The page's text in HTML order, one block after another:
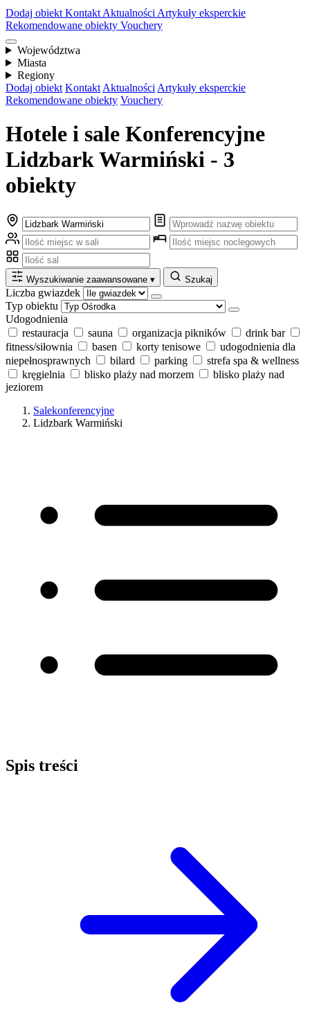
Dodaj obiekt Kontakt Aktualności Artykuły eksperckie
Rekomendowane obiekty Vouchery
Województwa
Miasta
Regiony
Dodaj obiekt Kontakt Aktualności Artykuły eksperckie
Rekomendowane obiekty Vouchery
Hotele i sale Konferencyjne
Lidzbark Warmiński - 3
obiekty
Wyszukiwanie zaawansowane ▾ Szukaj
Liczba gwiazdek
Typ obiektu
Udogodnienia
restauracja
sauna organizacja pikników
drink bar
fitness/siłownia
basen korty tenisowe
udogodnienia dla
niepełnosprawnych
bilard parking
strefa spa & wellness
kręgielnia
blisko plaży nad morzem
blisko plaży nad
jeziorem
Salekonferencyjne
Lidzbark Warmiński
Spis treści